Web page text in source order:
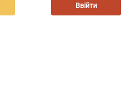
Ввійти